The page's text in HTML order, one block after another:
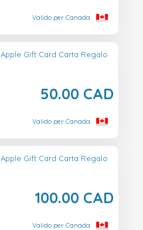
Valido per Canada
Apple Gift Card Carta Regalo
50.00 CAD
Valido per Canada
Apple Gift Card Carta Regalo
100.00 CAD
Valido per Canada